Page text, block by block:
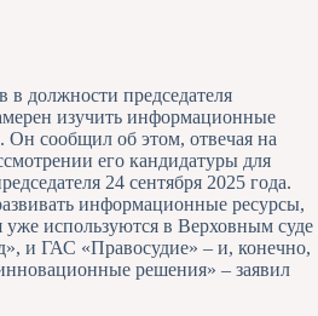
должности председателя
изучить информационные
Он сообщил об этом, отвечая на
его кандидатуры для
24 сентября 2025 года.
информационные ресурсы,
уже используются в Верховным суде
и ГАС «Правосудие» – и, конечно,
решения» – заявил